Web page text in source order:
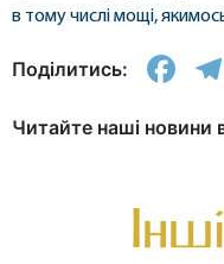
в тому числі мощі,
Поділитись:
Читайте наші новини